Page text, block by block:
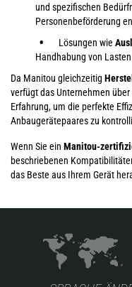
und spezifischen
Personenbeförderung
Lösungen wie
Handhabung von Lasten
Da Manitou gleichzeitig
verfügt das Unternehmen
Erfahrung, um die perfekte
Anbaugerätepaares zu
Wenn Sie ein Manitou-
beschriebenen
das Beste aus Ihrem Gerät